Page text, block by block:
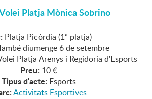
Platja Mònica Sobrino
Platja Picòrdia (1ª platja)
diumenge 6 de setembre
Platja Arenys i Regidoria d'Esports
Preu: 10 €
Tipus d'acte: Esports
Activitats Esportives